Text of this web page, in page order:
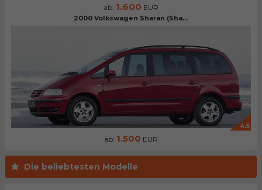
ab: 1.600 EUR
2000 Volkswagen Sharan (Sha...
4.5
ab: 1.500 EUR
Die beliebtesten Modelle